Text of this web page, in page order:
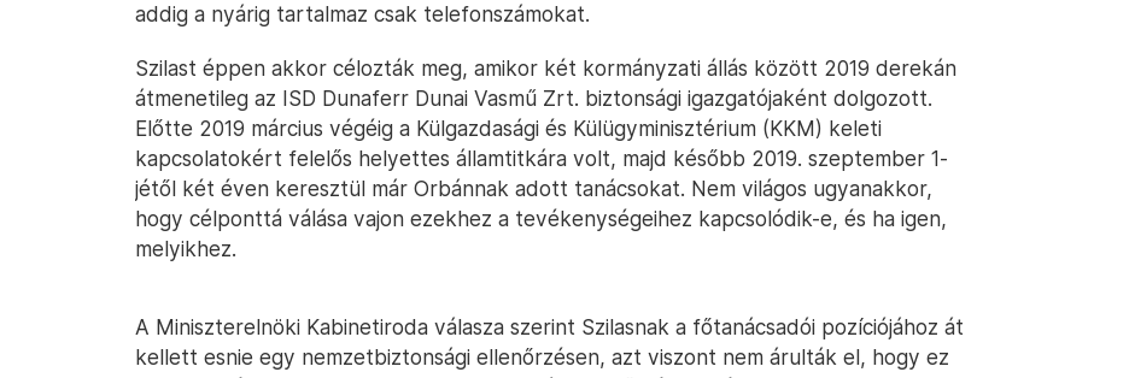
addig a nyárig tartalmaz csak telefonszámokat.
Szilast éppen akkor célozták meg, amikor két kormányzati állás között 2019 derekán
átmenetileg az ISD Dunaferr Dunai Vasmű Zrt. biztonsági igazgatójaként dolgozott.
Előtte 2019 március végéig a Külgazdasági és Külügyminisztérium (KKM) keleti
kapcsolatokért felelős helyettes államtitkára volt, majd később 2019. szeptember 1-
jétől két éven keresztül már Orbánnak adott tanácsokat. Nem világos ugyanakkor,
hogy célponttá válása vajon ezekhez a tevékenységeihez kapcsolódik-e, és ha igen,
melyikhez.
A Miniszterelnöki Kabinetiroda válasza szerint Szilasnak a főtanácsadói pozíciójához át
kellett esnie egy nemzetbiztonsági ellenőrzésen, azt viszont nem árulták el, hogy ez